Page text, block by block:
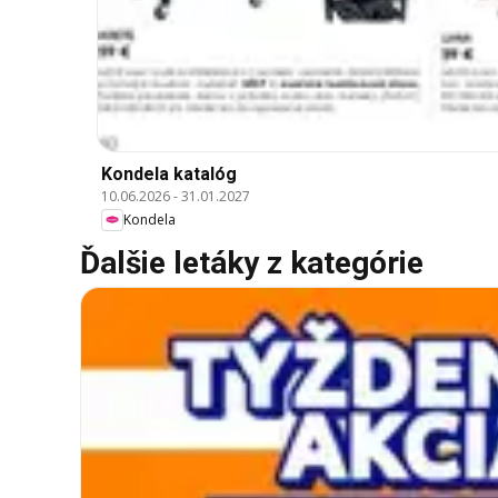
Kondela katalóg
10.06.2026-31.01.2027
Kondela
Ďalšie letáky z kategórie